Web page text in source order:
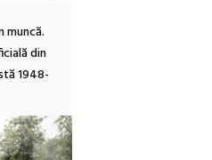
muncă.
din
1948-